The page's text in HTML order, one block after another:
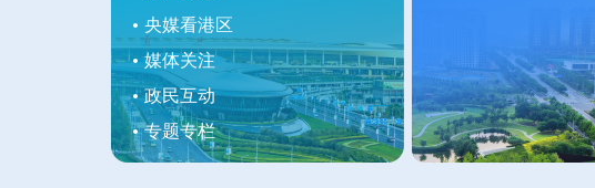
央媒看港区
媒体关注
政民互动
专题专栏